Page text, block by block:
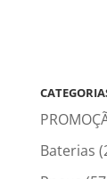
Baterias